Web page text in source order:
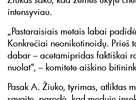
intensyviau.
„Pastaraisiais metais labai
Konkrečiai neonikotinoidų. Prieš
dabar – acetamipridas faktiškai
nuolat“, – komitete aiškino
Pasak A. Žiuko, tyrimas, atliktas